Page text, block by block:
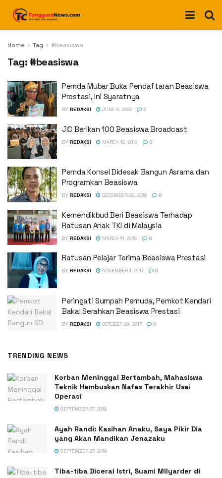
Home Tag #beasiswa
Tag: #beasiswa
Pemda Mubar Buka Pendaftaran Beasiswa
Prestasi, Ini Syaratnya
BY REDAKSI JUNE 5, 2023 0
JIC Berikan 100 Beasiswa Broadcast
BY REDAKSI MARCH 12, 2019 0
Pemda Konsel Didesak Bangun Asrama dan
Programkan Beasiswa
BY REDAKSI DECEMBER 28, 2018 0
Kemendikbud Beri Beasiswa Terhadap
Ratusan Anak TKI di Malaysia
BY REDAKSI MARCH 11, 2018 0
Ratusan Pelajar Terima Beasiswa Prestasi
BY REDAKSI NOVEMBER 1, 2017 0
Peringati Sumpah Pemuda, Pemkot Kendari
Bakal Serahkan Beasiswa Prestasi
BY REDAKSI OCTOBER 29, 2017 0
TRENDING NEWS
Korban Meninggal Bertambah, Mahasiswa
Teknik Hembuskan Nafas Terakhir Usai
Operasi
SEPTEMBER 27, 2019
Ayah Randi: Kasihan Anaku, Saya Pikir Dia
yang Akan Mandikan Jenazaku
SEPTEMBER 27, 2019
Tiba-tiba Dicerai Istri, Suami Milyarder di